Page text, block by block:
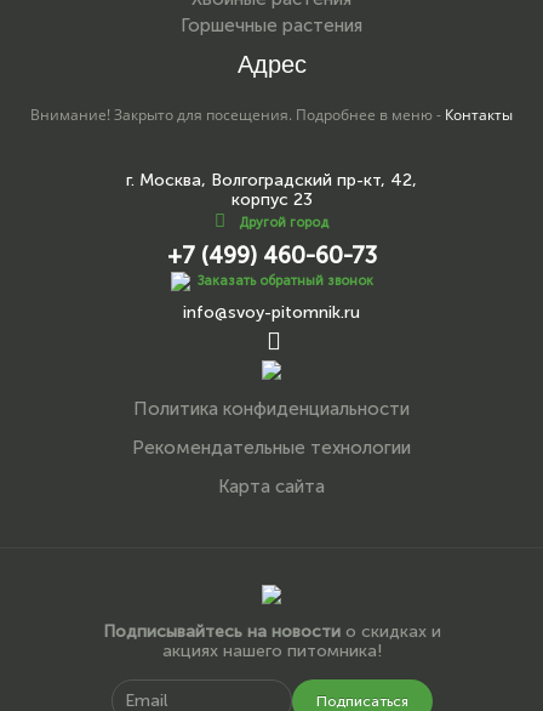
Горшечные растения
Адрес
Внимание! Закрыто для посещения. Подробнее в меню - Контакты
г. Москва, Волгоградский пр-кт, 42,
корпус 23
Другой город
+7 (499) 460-60-73
Заказать обратный звонок
info@svoy-pitomnik.ru
Политика конфиденциальности
Рекомендательные технологии
Карта сайта
Подписывайтесь на новостио скидках и
акциях нашего питомника!
Подписаться